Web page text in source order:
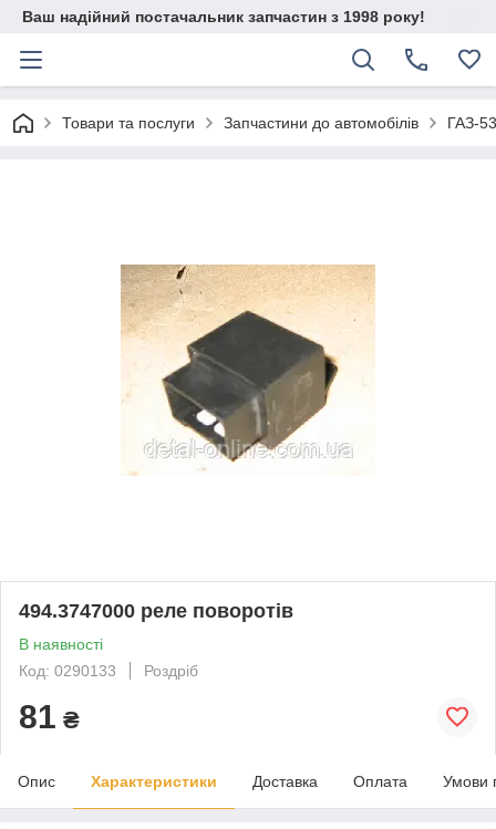
Ваш надійний постачальник запчастин з 1998 року!
Товари та послуги Запчастини до автомобілів ГАЗ-53
494.3747000 реле поворотів
В наявності
Код: 0290133
Роздріб
81 ₴
Опис Характеристики Доставка Оплата Умови